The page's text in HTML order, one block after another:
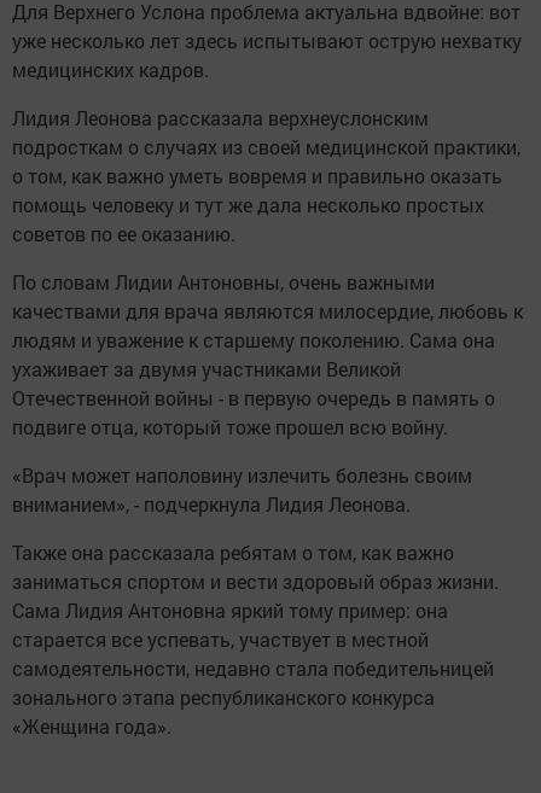
Для Верхнего Услона проблема актуальна вдвойне: вот
уже несколько лет здесь испытывают острую нехватку
медицинских кадров.
Лидия Леонова рассказала верхнеуслонским
подросткам о случаях из своей медицинской практики,
о том, как важно уметь вовремя и правильно оказать
помощь человеку и тут же дала несколько простых
советов по ее оказанию.
По словам Лидии Антоновны, очень важными
качествами для врача являются милосердие, любовь к
людям и уважение к старшему поколению. Сама она
ухаживает за двумя участниками Великой
Отечественной войны - в первую очередь в память о
подвиге отца, который тоже прошел всю войну.
«Врач может наполовину излечить болезнь своим
вниманием», - подчеркнула Лидия Леонова.
Также она рассказала ребятам о том, как важно
заниматься спортом и вести здоровый образ жизни.
Сама Лидия Антоновна яркий тому пример: она
старается все успевать, участвует в местной
самодеятельности, недавно стала победительницей
зонального этапа республиканского конкурса
«Женщина года».